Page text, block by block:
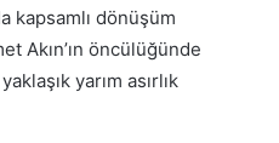
kapsamlı dönüşüm
Akın’ın öncülüğünde
yarım asırlık